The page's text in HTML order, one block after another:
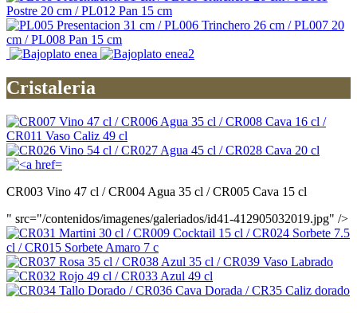
Cristaleria
CR003 Vino 47 cl / CR004 Agua 35 cl / CR005 Cava 15 cl
" src="/contenidos/imagenes/galeriados/id41-412905032019.jpg" />